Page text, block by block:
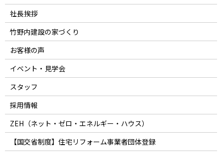
社長挨拶
竹野内建設の家づくり
お客様の声
イベント・見学会
スタッフ
採用情報
ZEH（ネット・ゼロ・エネルギー・ハウス）
【国交省制度】住宅リフォーム事業者団体登録